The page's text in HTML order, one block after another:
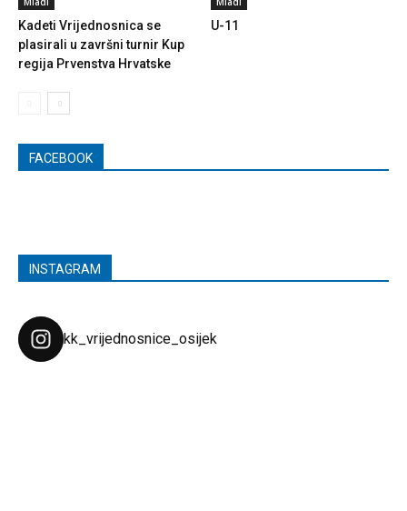
Kadeti Vrijednosnica se
plasirali u završni turnir Kup
regija Prvenstva Hrvatske
U-11
FACEBOOK
INSTAGRAM
kk_vrijednosnice_osijek